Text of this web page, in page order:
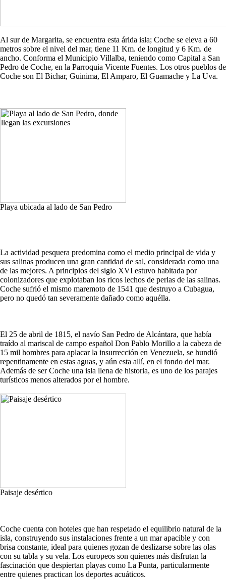
Al sur de Margarita, se encuentra esta árida isla; Coche se eleva a 60
metros sobre el nivel del mar, tiene 11 Km. de longitud y 6 Km. de
ancho. Conforma el Municipio Villalba, teniendo como Capital a San
Pedro de Coche, en la Parroquia Vicente Fuentes. Los otros pueblos de
Coche son El Bichar, Guinima, El Amparo, El Guamache y La Uva.
Playa ubicada al lado de San Pedro
La actividad pesquera predomina como el medio principal de vida y
sus salinas producen una gran cantidad de sal, considerada como una
de las mejores. A principios del siglo XVI estuvo habitada por
colonizadores que explotaban los ricos lechos de perlas de las salinas.
Coche sufrió el mismo maremoto de 1541 que destruyo a Cubagua,
pero no quedó tan severamente dañado como aquélla.
El 25 de abril de 1815, el navío San Pedro de Alcántara, que había
traído al mariscal de campo español Don Pablo Morillo a la cabeza de
15 mil hombres para aplacar la insurrección en Venezuela, se hundió
repentinamente en estas aguas, y aún esta allí, en el fondo del mar.
Además de ser Coche una isla llena de historia, es uno de los parajes
turísticos menos alterados por el hombre.
Paisaje desértico
Coche cuenta con hoteles que han respetado el equilibrio natural de la
isla, construyendo sus instalaciones frente a un mar apacible y con
brisa constante, ideal para quienes gozan de deslizarse sobre las olas
con su tabla y su vela. Los europeos son quienes más disfrutan la
fascinación que despiertan playas como La Punta, particularmente
entre quienes practican los deportes acuáticos.